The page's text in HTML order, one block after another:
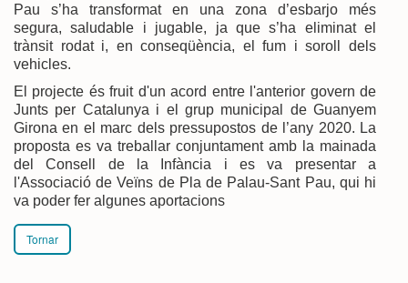
Pau s’ha transformat en una zona d’esbarjo més
segura, saludable i jugable, ja que s’ha eliminat el
trànsit rodat i, en conseqüència, el fum i soroll dels
vehicles.
El projecte és fruit d'un acord entre l'anterior govern de
Junts per Catalunya i el grup municipal de Guanyem
Girona en el marc dels pressupostos de l’any 2020. La
proposta es va treballar conjuntament amb la mainada
del Consell de la Infància i es va presentar a
l'Associació de Veïns de Pla de Palau-Sant Pau, qui hi
va poder fer algunes aportacions
Tornar